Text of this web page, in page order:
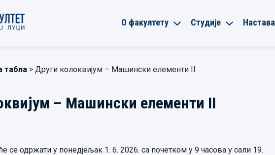
О факултету Студије Настава
табла > Други колоквијум – Машински елементи II
– Машински елементи II
се одржати у понедјељак 1. 6. 2026. са почетком у 9 часова у сали 19.